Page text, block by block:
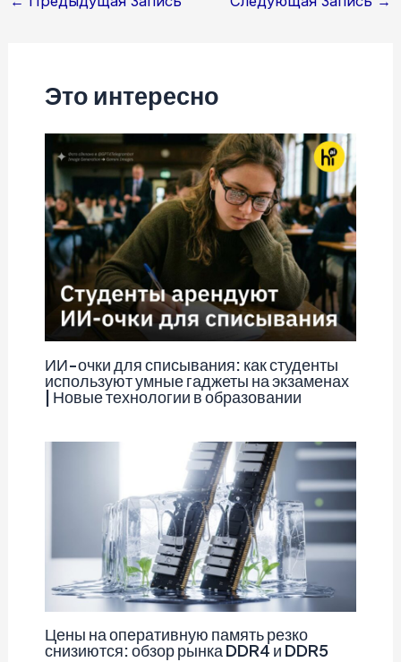
Это интересно
ИИ-очки для списывания: как студенты
используют умные гаджеты на экзаменах
| Новые технологии в образовании
Цены на оперативную память резко
снизиются: обзор рынка DDR4 и DDR5